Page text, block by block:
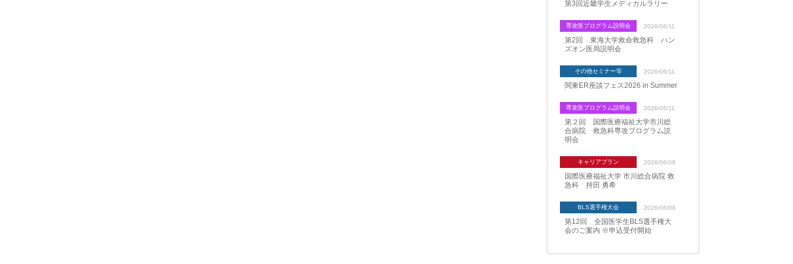
第3回近畿学生メディカルラリー
専攻医プログラム説明会 2026/06/11
第2回 東海大学救命救急科 ハン
ズオン医局説明会
その他セミナー等 2026/06/11
関東ER座談フェス2026 in Summer
専攻医プログラム説明会 2026/06/11
第２回 国際医療福祉大学市川総
合病院 救急科専攻プログラム説
明会
キャリアプラン 2026/06/08
国際医療福祉大学 市川総合病院 救
急科 持田 勇希
BLS選手権大会 2026/06/08
第12回 全国医学生BLS選手権大
会のご案内 ※申込受付開始